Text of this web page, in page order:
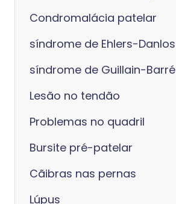
Condromalácia patelar
síndrome de Ehlers-Danlos
síndrome de Guillain-Barré
Lesão no tendão
Problemas no quadril
Bursite pré-patelar
Cãibras nas pernas
Lúpus